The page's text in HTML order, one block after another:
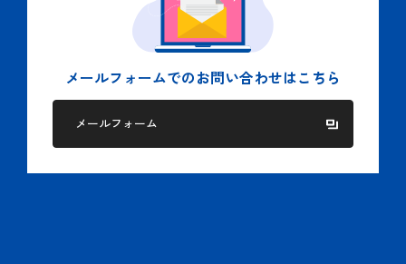
メールフォームでの お問い合わせはこちら
メールフォーム